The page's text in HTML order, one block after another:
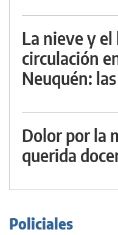
La nieve y
circulación
Neuquén:
Dolor por la
querida
Policiales